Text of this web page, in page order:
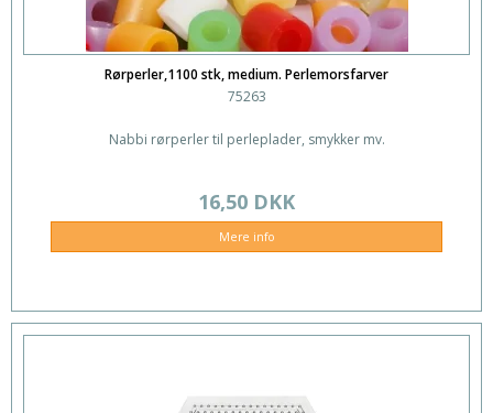
Rørperler,1100 stk, medium. Perlemorsfarver
75263
Nabbi rørperler til perleplader, smykker mv.
16,50 DKK
Mere info